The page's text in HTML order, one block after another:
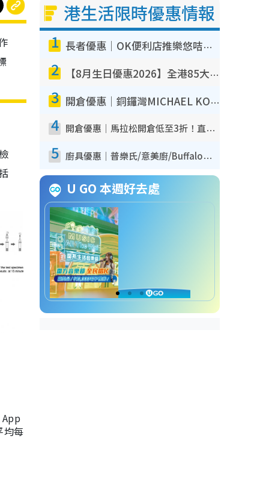
均每
港生活限時優惠情報
1 長者優惠｜OK便利店推樂悠咭優惠！買麵包/牛奶/保健品拍卡即減
2 【8月生日優惠2026】全港85大食買玩著數攻略 自助餐/火鍋放題同行免費＋誠品/DONKI送現金券
3 開倉優惠｜銅鑼灣MICHAEL KORS開倉低至17折！直擊$500起買手袋/銀包/鞋款 必買經典Jet Set系列
4 開倉優惠｜馬拉松開倉低至3折！直擊$99起買adidas／New Balance／Puma鞋款 STANLEY保溫杯劈價至$119起
5 廚具優惠｜普樂氏/意美廚/Buffalo廚具低至3折！$89起買煎鍋／炒鑊／個人鍋 同場小家電激減至$99起
U GO 本週好去處